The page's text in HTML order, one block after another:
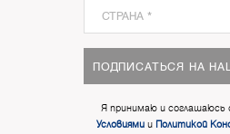
ПОДПИСАТЬСЯ НА
Я принимаю и соглашаюсь
Условиямии Политикой